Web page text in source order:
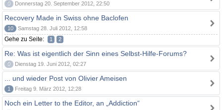
0 Donnerstag 20. September 2012, 22:50
Recovery Made in Swiss ohne Baclofen
10 Samstag 28. Juli 2012, 12:58
Gehe zu Seite: 1 2
Re: Was ist eigentlich der Sinn eines Selbst-Hilfe-Forums?
0 Dienstag 19. Juni 2012, 02:27
... und wieder Post von Olivier Ameisen
1 Freitag 9. März 2012, 12:28
Noch ein Letter to the Editor, an „Addiction“